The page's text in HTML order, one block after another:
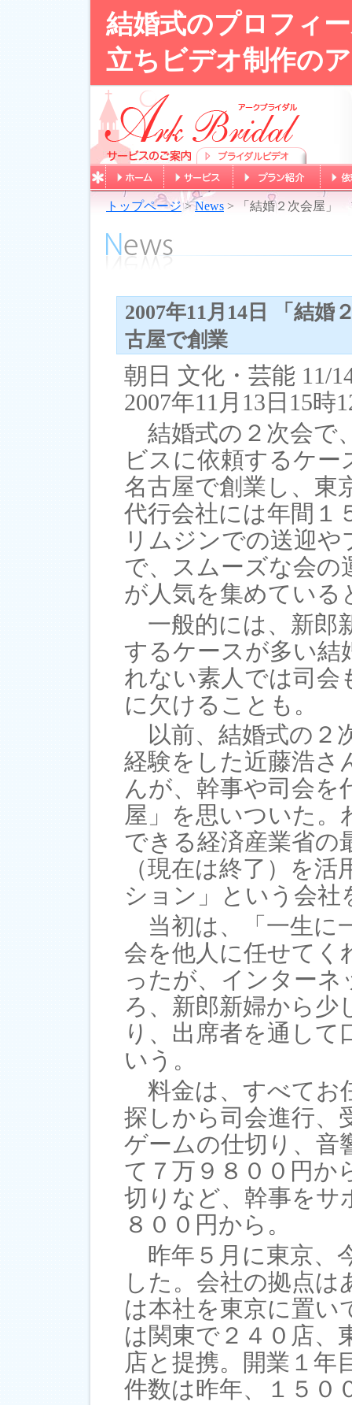
結婚式のプロフィ
立ちビデオ制作の
トップページ>News > 「結婚２次会屋」
2007年11月14日 「結
古屋で創業
朝日 文化・芸能 11/
2007年11月13日15時
結婚式の２次会で
ビスに依頼するケ
名古屋で創業し、東
代行会社には年間１
リムジンでの送迎
で、スムーズな会の
が人気を集めている
一般的には、新郎
するケースが多い結
れない素人では司会
に欠けることも。
以前、結婚式の２
経験をした近藤浩さ
んが、幹事や司会を
屋」を思いついた。
できる経済産業省の
（現在は終了）を
ション」という会社
当初は、「一生に
会を他人に任せてく
ったが、インター
ろ、新郎新婦から少
り、出席者を通し
いう。
料金は、すべてお
探しから司会進行、
ゲームの仕切り、音
て７万９８００円か
切りなど、幹事をサ
８００円から。
昨年５月に東京、
した。会社の拠点は
は本社を東京に置い
は関東で２４０店、
店と提携。開業１年
件数は昨年、１５０